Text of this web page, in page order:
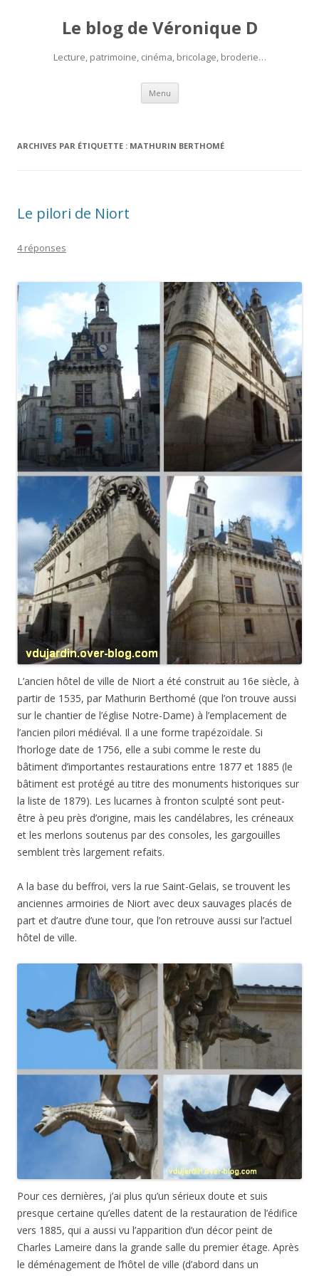
Le blog de Véronique D
Lecture, patrimoine, cinéma, bricolage, broderie…
Menu Aller
contenu
ARCHIVES PAR ÉTIQUETTE : MATHURIN BERTHOMÉ
Le pilori de Niort
4 réponses
L’ancien hôtel de ville de Niort a été construit au 16e siècle, à
partir de 1535, par Mathurin Berthomé (que l’on trouve aussi
sur le chantier de l’église Notre-Dame) à l’emplacement de
l’ancien pilori médiéval. Il a une forme trapézoïdale. Si
l’horloge date de 1756, elle a subi comme le reste du
bâtiment d’importantes restaurations entre 1877 et 1885 (le
bâtiment est protégé au titre des monuments historiques sur
la liste de 1879). Les lucarnes à fronton sculpté sont peut-
être à peu près d’origine, mais les candélabres, les créneaux
et les merlons soutenus par des consoles, les gargouilles
semblent très largement refaits.
A la base du beffroi, vers la rue Saint-Gelais, se trouvent les
anciennes armoiries de Niort avec deux sauvages placés de
part et d’autre d’une tour, que l’on retrouve aussi sur l’actuel
hôtel de ville.
Pour ces dernières, j’ai plus qu’un sérieux doute et suis
presque certaine qu’elles datent de la restauration de l’édifice
vers 1885, qui a aussi vu l’apparition d’un décor peint de
Charles Lameire dans la grande salle du premier étage. Après
le déménagement de l’hôtel de ville (d’abord dans un